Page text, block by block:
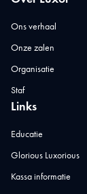
Ons verhaal
Onze zalen
Organisatie
Staf
Links
Educatie
Glorious Luxorious
Kassa informatie